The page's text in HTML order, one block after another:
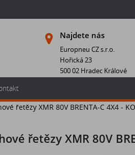
Najdete nás
Europneu CZ s.r.o.
Hořická 23
500 02 Hradec Králové
řetězy XMR 80V BRENTA-C 4X4 - KO
řetězy XMR 80V